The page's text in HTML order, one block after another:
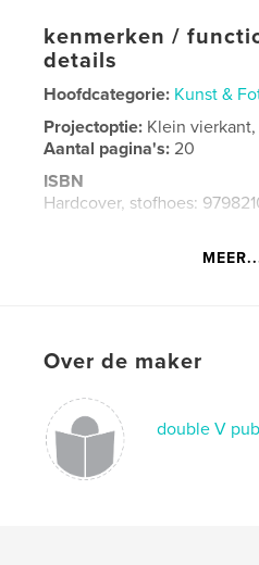
kenmerken /
details
Hoofdcategorie: Kunst &
Projectoptie: Klein vierkant,
Aantal pagina's:20
ISBN
Hardcover, stofhoes:
Over de maker
double V